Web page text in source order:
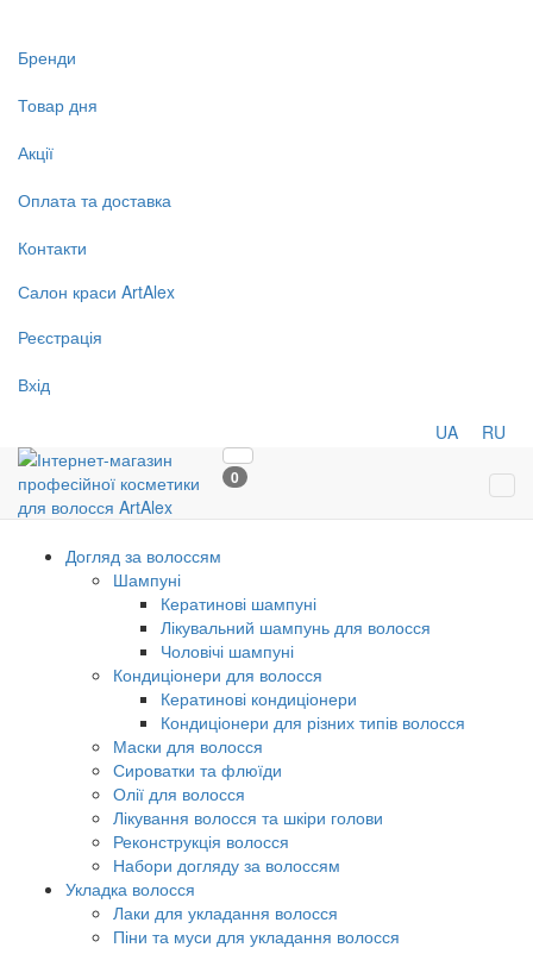
Бренди
Товар дня
Акції
Оплата та доставка
Контакти
Салон краси ArtAlex
Реєстрація
Вхід
UA RU
0
Догляд за волоссям
Шампуні
Кератинові шампуні
Лікувальний шампунь для волосся
Чоловічі шампуні
Кондиціонери для волосся
Кератинові кондиціонери
Кондиціонери для різних типів волосся
Маски для волосся
Сироватки та флюїди
Олії для волосся
Лікування волосся та шкіри голови
Реконструкція волосся
Набори догляду за волоссям
Укладка волосся
Лаки для укладання волосся
Піни та муси для укладання волосся